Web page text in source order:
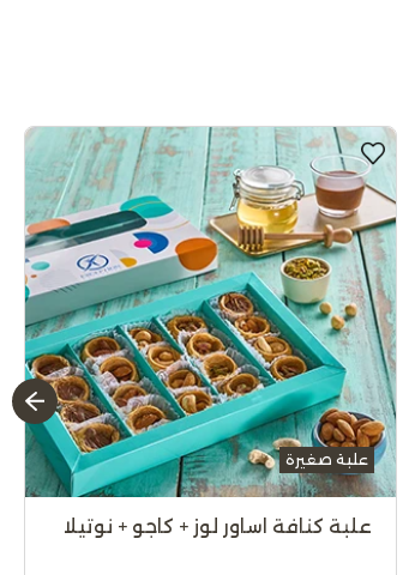
علبة صغيرة
علبة كنافة اساور لوز + كاجو + نوتيلا